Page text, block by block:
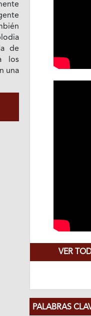
de
los
una
VER
PALABRAS